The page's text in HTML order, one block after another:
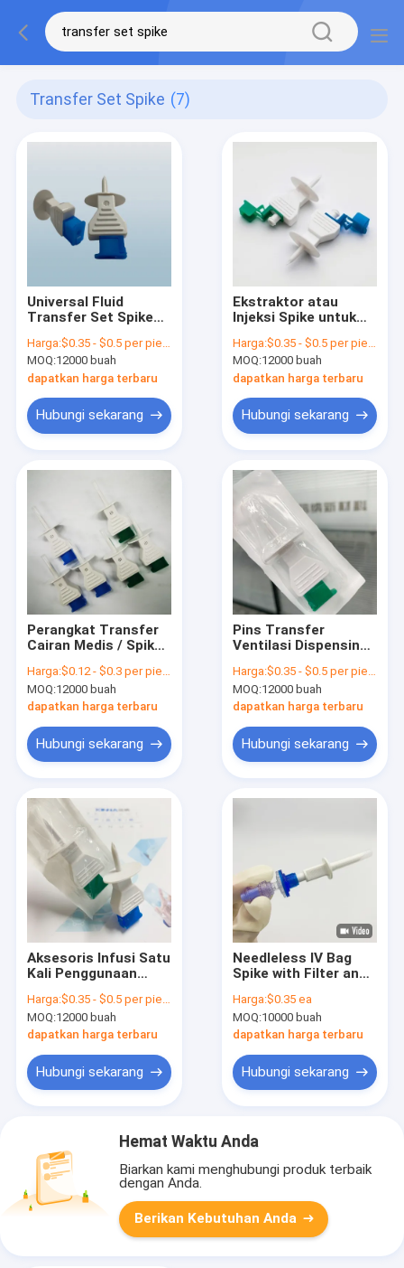
Transfer Set Spike (7)
Universal Fluid
Transfer Set Spike
Vent Dan Flip Cap
Harga:$0.35 - $0.5 per piece
MOQ:12000 buah
dapatkan harga terbaru
Hubungi sekarang
Ekstraktor atau
Injeksi Spike untuk
Dengan Filter Bakteri
Dan Tutup
Harga:$0.35 - $0.5 per piece
MOQ:12000 buah
dapatkan harga terbaru
Hubungi sekarang
Perangkat Transfer
Cairan Medis / Spike
Alternatif
Harga:$0.12 - $0.3 per piece
MOQ:12000 buah
dapatkan harga terbaru
Hubungi sekarang
Pins Transfer
Ventilasi Dispensing
Aksesoris
Harga:$0.35 - $0.5 per piece
MOQ:12000 buah
dapatkan harga terbaru
Hubungi sekarang
Aksesoris Infusi Satu
Kali Penggunaan
Transfer Obat
Harga:$0.35 - $0.5 per piece
MOQ:12000 buah
dapatkan harga terbaru
Hubungi sekarang
Needleless IV Bag
Spike with Filter and
Resistant Valve Port
Harga:$0.35 ea
MOQ:10000 buah
dapatkan harga terbaru
Hubungi sekarang
Hemat Waktu Anda
Biarkan kami menghubungi produk terbaik
dengan Anda.
Berikan Kebutuhan Anda